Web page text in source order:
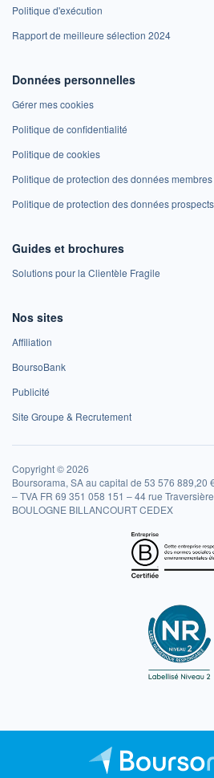
Politique d'exécution
Rapport de meilleure sélection 2024
Données personnelles
Gérer mes cookies
Politique de confidentialité
Politique de cookies
Politique de protection des données
Politique de protection des données prospects
Guides et brochures
Solutions pour la Clientèle Fragile
Nos sites
Affiliation
BoursoBank
Publicité
Site Groupe & Recrutement
Copyright © 2026
Boursorama, SA au capital de 53 576 889,20
– TVA FR 69 351 058 151 – 44 rue
BOULOGNE BILLANCOURT CEDEX